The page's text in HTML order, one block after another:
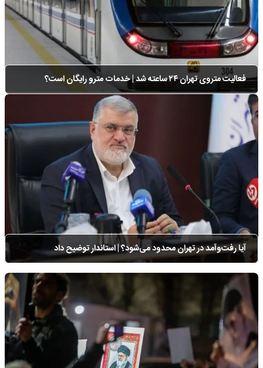
فعالیت متروی تهران ۲۴ ساعته شد | خدمات مترو رایگان است؟
آیا رفت‌وآمد در تهران محدود می‌شود؟ | استاندار توضیح داد